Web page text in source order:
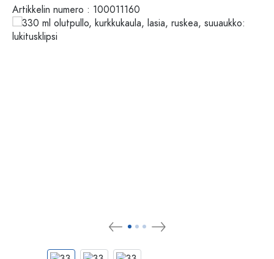
Artikkelin numero : 100011160